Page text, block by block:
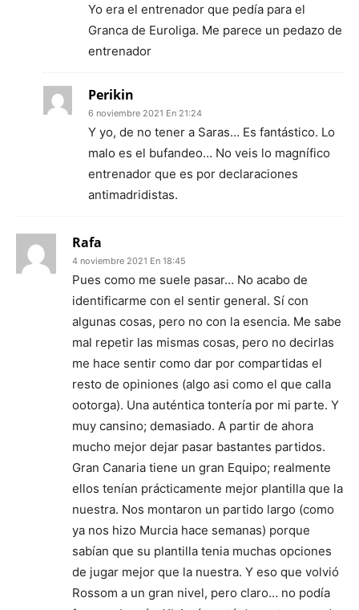
Yo era el entrenador que pedía para el
Granca de Euroliga. Me parece un pedazo de
entrenador
Perikin
6 noviembre 2021 En 21:24
Y yo, de no tener a Saras… Es fantástico. Lo
malo es el bufandeo… No veis lo magnífico
entrenador que es por declaraciones
antimadridistas.
Rafa
4 noviembre 2021 En 18:45
Pues como me suele pasar… No acabo de
identificarme con el sentir general. Sí con
algunas cosas, pero no con la esencia. Me sabe
mal repetir las mismas cosas, pero no decirlas
me hace sentir como dar por compartidas el
resto de opiniones (algo asi como el que calla
ootorga). Una auténtica tontería por mi parte. Y
muy cansino; demasiado. A partir de ahora
mucho mejor dejar pasar bastantes partidos.
Gran Canaria tiene un gran Equipo; realmente
ellos tenían prácticamente mejor plantilla que la
nuestra. Nos montaron un partido largo (como
ya nos hizo Murcia hace semanas) porque
sabían que su plantilla tenia muchas opciones
de jugar mejor que la nuestra. Y eso que volvió
Rossom a un gran nivel, pero claro… no podía